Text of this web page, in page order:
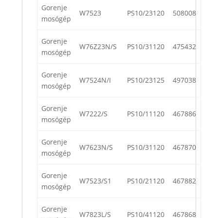
Gorenje
mosógép
W7523 PS10/23120 508008
Gorenje
mosógép
W76Z23N/S PS10/31120 475432
Gorenje
mosógép
W7524N/I PS10/23125 497038
Gorenje
mosógép
W7222/S PS10/11120 467886
Gorenje
mosógép
W7623N/S PS10/31120 467870
Gorenje
mosógép
W7523/S1 PS10/21120 467882
Gorenje
W7823L/S PS10/41120 467868